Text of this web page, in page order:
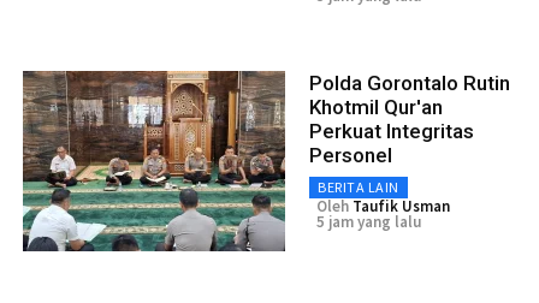
Polda Gorontalo Rutin
Khotmil Qur'an
Perkuat Integritas
Personel
BERITA LAIN
Oleh Taufik Usman
5 jam yang lalu